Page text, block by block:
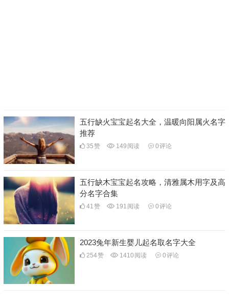
五行缺火宝宝起名大全，温暖向阳属火名字
推荐
35赞 149 阅读 0评论
五行缺木宝宝起名攻略，清雅属木用字及高
分名字合集
41赞 191 阅读 0评论
2023兔年新生婴儿起名取名字大全
254赞 1410 阅读 0评论